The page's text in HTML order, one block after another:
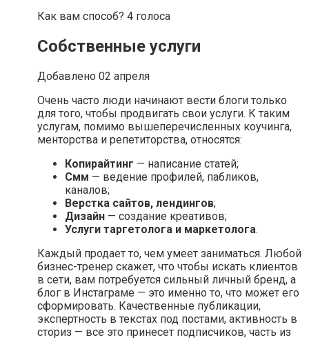
Как вам способ? 4 голоса
Собственные услуги
Добавлено 02 апреля
Очень часто люди начинают вести блоги только
для того, чтобы продвигать свои услуги. К таким
услугам, помимо вышеперечисленных коучинга,
менторства и репетиторства, относятся:
Копирайтинг — написание статей;
Смм — ведение профилей, пабликов,
каналов;
Верстка сайтов, лендингов;
Дизайн — создание креативов;
Услуги таргетолога и маркетолога.
Каждый продает то, чем умеет заниматься. Любой
бизнес-тренер скажет, что чтобы искать клиентов
в сети, вам потребуется сильный личный бренд, а
блог в Инстаграме — это именно то, что может его
сформировать. Качественные публикации,
экспертность в текстах под постами, активность в
сториз — все это принесет подписчиков, часть из